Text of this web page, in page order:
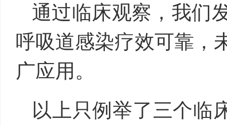
通过临床观察，我们
呼吸道感染疗效可靠，
广应用。
以上只例举了三个临